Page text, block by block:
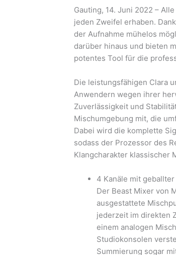
Gauting, 14. Juni 2022 –
jeden Zweifel erhaben.
der Aufnahme mühelos
darüber hinaus und bieten
potentes Tool für die
Die leistungsfähigen Clara
Anwendern wegen ihrer
Zuverlässigkeit und
Mischumgebung mit, die
Dabei wird die komplette
sodass der Prozessor des
Klangcharakter klassischer
4 Kanäle mit
Der Beast Mixer von
ausgestattete
jederzeit im direkten
einem analogen
Studiokonsolen
Summierung sogar